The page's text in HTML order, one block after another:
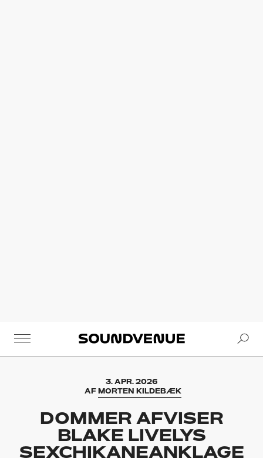
Soundvenue
3. APR. 2026
AF MORTEN KILDEBÆK
DOMMER AFVISER
BLAKE LIVELYS
SEXCHIKANEANKLAGE